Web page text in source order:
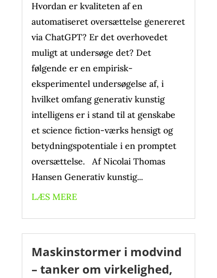
Hvordan er kvaliteten af en
automatiseret oversættelse genereret
via ChatGPT? Er det overhovedet
muligt at undersøge det? Det
følgende er en empirisk-
eksperimentel undersøgelse af, i
hvilket omfang generativ kunstig
intelligens er i stand til at genskabe
et science fiction-værks hensigt og
betydningspotentiale i en promptet
oversættelse. Af Nicolai Thomas
Hansen Generativ kunstig...
LÆS MERE
Maskinstormer i modvind
– tanker om virkelighed,